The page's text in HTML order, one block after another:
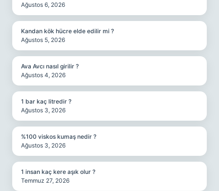
Ağustos 6, 2026
Kandan kök hücre elde edilir mi ?
Ağustos 5, 2026
Ava Avcı nasıl girilir ?
Ağustos 4, 2026
1 bar kaç litredir ?
Ağustos 3, 2026
%100 viskos kumaş nedir ?
Ağustos 3, 2026
1 insan kaç kere aşık olur ?
Temmuz 27, 2026